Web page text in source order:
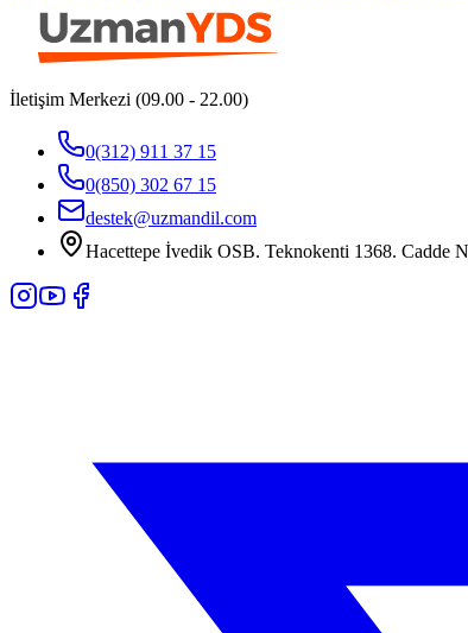
İletişim Merkezi (09.00 - 22.00)
0(312) 911 37 15
0(850) 302 67 15
destek@uzmandil.com
Hacettepe İvedik OSB. Teknokenti 1368.